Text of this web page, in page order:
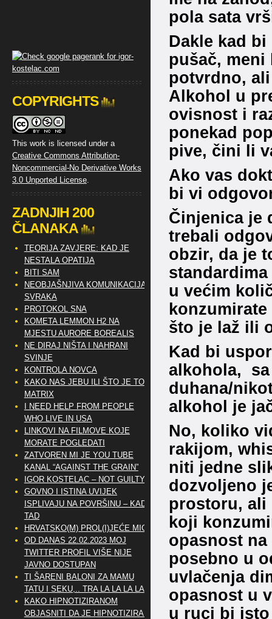
pola sata
Dakle kad
pušač,
potvrdno,
Alkohol u
ovisnost i
ponekad
pive, čini li
Ako vas
bi vi
Činjenica je
trebali
obzir, da je
u većim
što je laž ili
Kad bi
alkohola, sa
duhana/
alkohol je
No, koliko
rakijom,
niti jedne
dozvoljeno
prostoru, ali
koji
opasnost
posebno u
uvlačenja
opasnost u
u ruci bi
COPYRIGHTS
This work is licensed under a
Creative Commons Attribution-
Noncommercial-No Derivative Works
3.0 Unported License.
ZADNJIH 200
ČLANAKA
TEORIJA ZAVJERE: KAD JE
NESTALA OPATIJA
BITI SAM
NEOBJAŠNJIVA KOMUNIKACIJA
SVRAKA
PROTOKOL SNA
KOMETA LEMMON H2 NA
MJESTU AURORE BOREALIS
NE DIRAJ NIŠTA I NAHRANI
SVINJE
KONTROLA NOVCA
KAKO NAS JEBU ILI ŠTO JE TO
MATRIX
I NEED HELP FROM PEOPLE
WHO LIVE IN USA
LINKOVI NA FILMOVE KOJE
MORATE POGLEDATI
ZATVOREN MI JE YOU TUBE
KANAL “AGAINST THE GRAIN”
IGOR KOSTELAC – NOT GUILTY
GOVNO I ISTINA UVIJEK
ISPLIVAJU NA POVRŠINU – KAD
TAD
HRVATSKO(M) PROL(I)JEĆE MIG
OD DANAS 22.02.2023 MOJ
TWITTER PROFIL VIŠE NIJE
JAVNO DOSTUPAN
TI ŠARENI BALONI ZA MAMU
TATU I SEKU,.. TRA LA LA LA LA
KAKO HIPNOTIZIRANOM
OBJASNITI DA JE HIPNOTIZIRAN